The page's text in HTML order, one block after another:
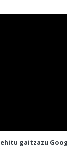
gaitzazu